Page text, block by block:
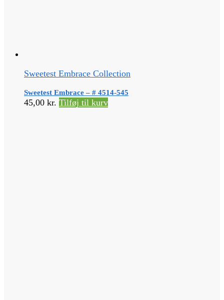
Sweetest Embrace Collection
Sweetest Embrace – # 4514-545
45,00 kr. Tilføj til kurv